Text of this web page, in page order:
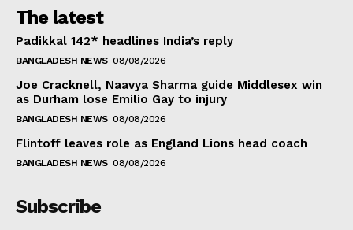
The latest
Padikkal 142* headlines India’s reply
BANGLADESH NEWS 08/08/2026
Joe Cracknell, Naavya Sharma guide Middlesex win
as Durham lose Emilio Gay to injury
BANGLADESH NEWS 08/08/2026
Flintoff leaves role as England Lions head coach
BANGLADESH NEWS 08/08/2026
Subscribe